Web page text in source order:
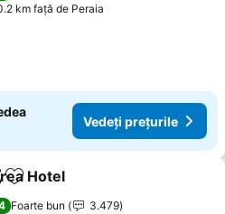
km faţă de Peraia
Vedeți prețurile
Adăugaţi la favorite
Hotel
Foarte bun
3.479